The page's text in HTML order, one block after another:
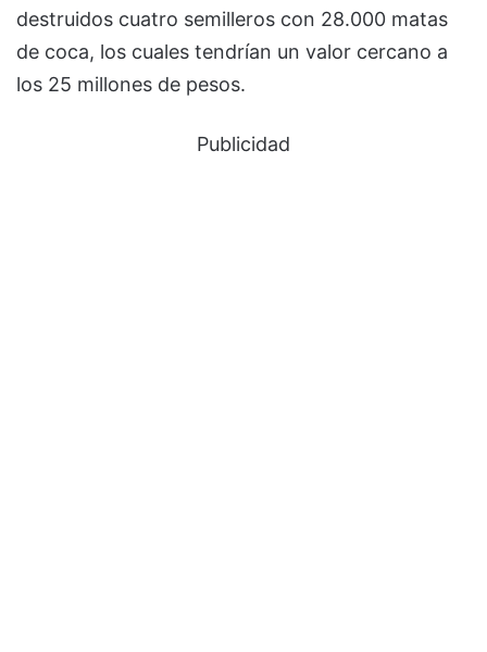
destruidos cuatro semilleros con 28.000 matas
de coca, los cuales tendrían un valor cercano a
los 25 millones de pesos.
Publicidad